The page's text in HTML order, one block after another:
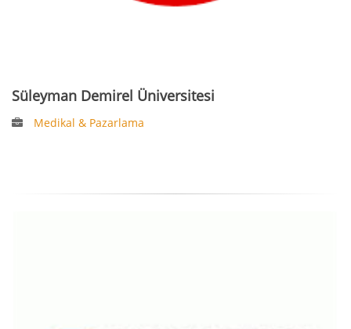
Süleyman Demirel Üniversitesi
Medikal & Pazarlama